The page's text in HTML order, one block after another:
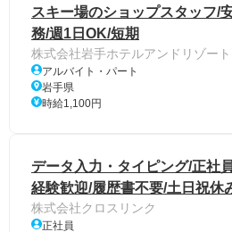
スキー場のショップスタッフ/
務/週1日OK/短期
株式会社岩手ホテルアンドリゾート
アルバイト・パート
岩手県
時給1,100円
データ入力・タイピング/正社
経験歓迎/履歴書不要/土日祝休
株式会社クロスリンク
正社員